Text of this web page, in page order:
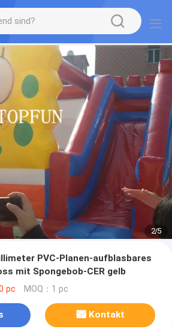
2/5
PVC-Planen-aufblasbares
mit Spongebob-CER gelb
pc MOQ：1 pc
Kontakt